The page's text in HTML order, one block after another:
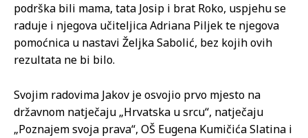
podrška bili mama, tata Josip i brat Roko, uspjehu se
raduje i njegova učiteljica Adriana Piljek te njegova
pomoćnica u nastavi Željka Sabolić, bez kojih ovih
rezultata ne bi bilo.
Svojim radovima Jakov je osvojio prvo mjesto na
državnom natječaju „Hrvatska u srcu“, natječaju
„Poznajem svoja prava“, OŠ Eugena Kumičića Slatina i